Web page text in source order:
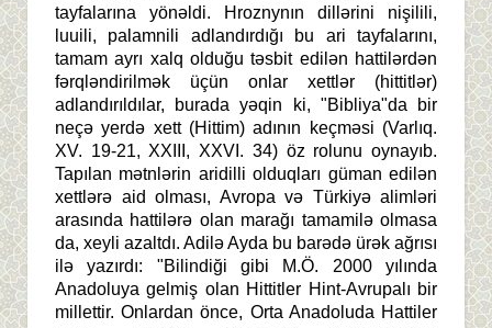
tayfalarına yönəldi. Hroznynın dillərini nişilili,
luuili, palamnili adlandırdığı bu ari tayfalarını,
tamam ayrı xalq olduğu təsbit edilən hattilərdən
fərqləndirilmək üçün onlar xettlər (hittitlər)
adlandırıldılar, burada yəqin ki, "Bibliya"da bir
neçə yerdə xett (Hittim) adının keçməsi (Varlıq.
XV. 19-21, XXIII, XXVI. 34) öz rolunu oynayıb.
Tapılan mətnlərin aridilli olduqları güman edilən
xettlərə aid olması, Avropa və Türkiyə alimləri
arasında hattilərə olan marağı tamamilə olmasa
da, xeyli azaltdı. Adilə Ayda bu barədə ürək ağrısı
ilə yazırdı: "Bilindiği gibi M.Ö. 2000 yılında
Anadoluya gelmiş olan Hittitler Hint-Avrupalı bir
millettir. Onlardan önce, Orta Anadoluda Hattiler